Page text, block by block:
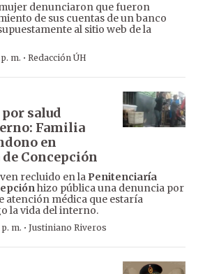
denunciaron que fueron
de sus cuentas de un banco
al sitio web de la
m. · Redacción ÚH
salud
Familia
en
Concepción
recluido en la Penitenciaría
hizo pública una denuncia por
atención médica que estaría
la vida del interno.
m. · Justiniano Riveros